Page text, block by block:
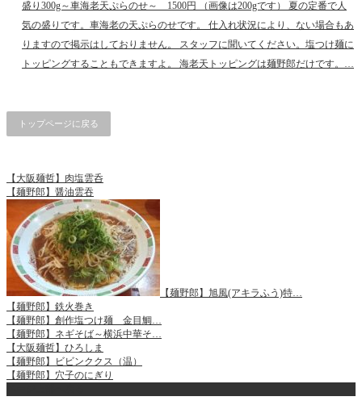
盛り300g～車海老天ぷらのせ～ 1500円 （画像は200gです） 夏の定番で人
気の盛りです。車海老の天ぷらのせです。 仕入れ状況により、ない場合もあ
りますので掲示はしておりません。 スタッフに聞いてください。塩つけ麺に
トッピングすることもできますよ。 海老天トッピングは麺野郎だけです。…
トップページに戻る
【大阪麺哲】肉塩雲呑
【麺野郎】醤油雲吞
【麺野郎】旭風(アキラふう)特…
【麺野郎】鉄火巻き
【麺野郎】創作塩つけ麺 金目鯛…
【麺野郎】ネギそば～横浜中華そ…
【大阪麺哲】ひろしま
【麺野郎】ビビンククス（温）
【麺野郎】穴子のにぎり